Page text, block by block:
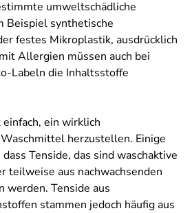
umweltschädliche
Beispiel synthetische
festes Mikroplastik, ausdrücklich
Allergien müssen auch bei
Labeln die Inhaltsstoffe
ein wirklich
herzustellen. Einige
Tenside, das sind waschaktive
teilweise aus nachwachsenden
werden. Tenside aus
stammen jedoch häufig aus